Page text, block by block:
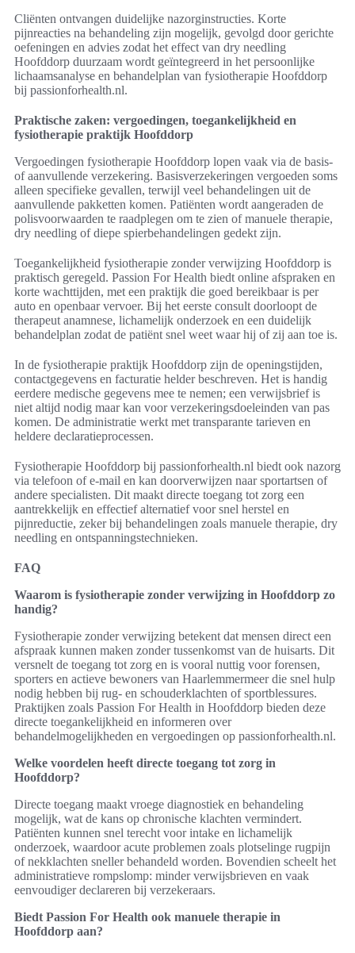
Cliënten ontvangen duidelijke nazorginstructies. Korte
pijnreacties na behandeling zijn mogelijk, gevolgd door gerichte
oefeningen en advies zodat het effect van dry needling
Hoofddorp duurzaam wordt geïntegreerd in het persoonlijke
lichaamsanalyse en behandelplan van fysiotherapie Hoofddorp
bij passionforhealth.nl.
Praktische zaken: vergoedingen, toegankelijkheid en
fysiotherapie praktijk Hoofddorp
Vergoedingen fysiotherapie Hoofddorp lopen vaak via de basis-
of aanvullende verzekering. Basisverzekeringen vergoeden soms
alleen specifieke gevallen, terwijl veel behandelingen uit de
aanvullende pakketten komen. Patiënten wordt aangeraden de
polisvoorwaarden te raadplegen om te zien of manuele therapie,
dry needling of diepe spierbehandelingen gedekt zijn.
Toegankelijkheid fysiotherapie zonder verwijzing Hoofddorp is
praktisch geregeld. Passion For Health biedt online afspraken en
korte wachttijden, met een praktijk die goed bereikbaar is per
auto en openbaar vervoer. Bij het eerste consult doorloopt de
therapeut anamnese, lichamelijk onderzoek en een duidelijk
behandelplan zodat de patiënt snel weet waar hij of zij aan toe is.
In de fysiotherapie praktijk Hoofddorp zijn de openingstijden,
contactgegevens en facturatie helder beschreven. Het is handig
eerdere medische gegevens mee te nemen; een verwijsbrief is
niet altijd nodig maar kan voor verzekeringsdoeleinden van pas
komen. De administratie werkt met transparante tarieven en
heldere declaratieprocessen.
Fysiotherapie Hoofddorp bij passionforhealth.nl biedt ook nazorg
via telefoon of e-mail en kan doorverwijzen naar sportartsen of
andere specialisten. Dit maakt directe toegang tot zorg een
aantrekkelijk en effectief alternatief voor snel herstel en
pijnreductie, zeker bij behandelingen zoals manuele therapie, dry
needling en ontspanningstechnieken.
FAQ
Waarom is fysiotherapie zonder verwijzing in Hoofddorp zo
handig?
Fysiotherapie zonder verwijzing betekent dat mensen direct een
afspraak kunnen maken zonder tussenkomst van de huisarts. Dit
versnelt de toegang tot zorg en is vooral nuttig voor forensen,
sporters en actieve bewoners van Haarlemmermeer die snel hulp
nodig hebben bij rug‑ en schouderklachten of sportblessures.
Praktijken zoals Passion For Health in Hoofddorp bieden deze
directe toegankelijkheid en informeren over
behandelmogelijkheden en vergoedingen op passionforhealth.nl.
Welke voordelen heeft directe toegang tot zorg in
Hoofddorp?
Directe toegang maakt vroege diagnostiek en behandeling
mogelijk, wat de kans op chronische klachten vermindert.
Patiënten kunnen snel terecht voor intake en lichamelijk
onderzoek, waardoor acute problemen zoals plotselinge rugpijn
of nekklachten sneller behandeld worden. Bovendien scheelt het
administratieve rompslomp: minder verwijsbrieven en vaak
eenvoudiger declareren bij verzekeraars.
Biedt Passion For Health ook manuele therapie in
Hoofddorp aan?